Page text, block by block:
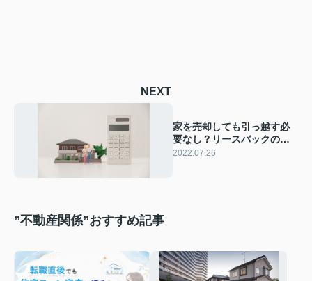
NEXT
家を売却しても引っ越す必
要なし？リースバックの概
要やメリット・デメリット
2022.07.26
”不動産関係”おすすめ記事